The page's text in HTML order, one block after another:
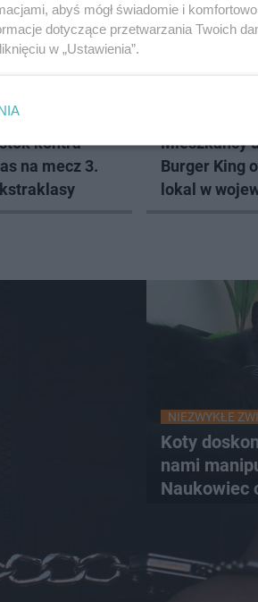
kontra
na mecz 3.
Mieszkańcy
Burger King
lokal w
NIEZWYKŁE
Koty
nami
Naukowiec
abyś mógł świadomie i
dotyczące przetwarzania Twoich
w „Ustawienia”.